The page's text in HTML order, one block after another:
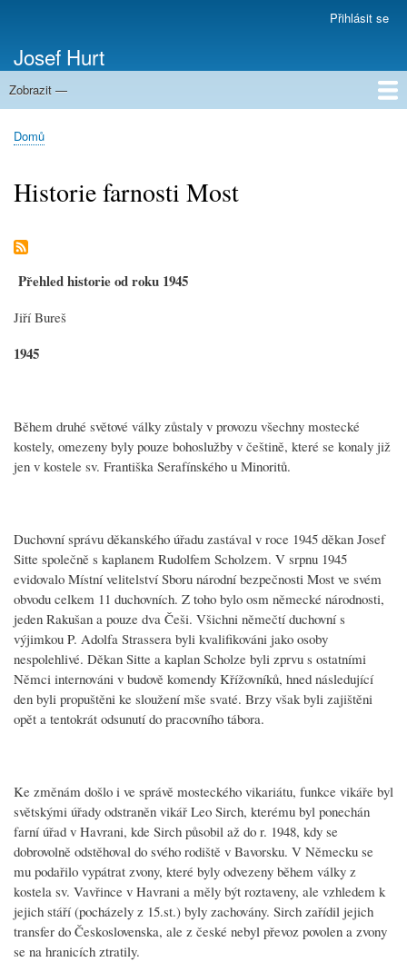
obsahu
uživatelského
účtu
Přihlásit se
Josef Hurt
Zobrazit —
Domů
Drobečková
Domů
Historie farnosti Most
Přehled historie od roku 1945
Jiří Bureš
1945
Během druhé světové války zůstaly v provozu všechny mostecké
kostely, omezeny byly pouze bohoslužby v češtině, které se konaly již
jen v kostele sv. Františka Serafínského u Minoritů.
Duchovní správu děkanského úřadu zastával v roce 1945 děkan Josef
Sitte společně s kaplanem Rudolfem Scholzem. V srpnu 1945
evidovalo Místní velitelství Sboru národní bezpečnosti Most ve svém
obvodu celkem 11 duchovních. Z toho bylo osm německé národnosti,
jeden Rakušan a pouze dva Češi. Všichni němečtí duchovní s
výjimkou P. Adolfa Strassera byli kvalifikováni jako osoby
nespolehlivé. Děkan Sitte a kaplan Scholze byli zprvu s ostatními
Němci internováni v budově komendy Křížovníků, hned následující
den byli propuštěni ke sloužení mše svaté. Brzy však byli zajištěni
opět a tentokrát odsunutí do pracovního tábora.
Ke změnám došlo i ve správě mosteckého vikariátu, funkce vikáře byl
světskými úřady odstraněn vikář Leo Sirch, kterému byl ponechán
farní úřad v Havrani, kde Sirch působil až do r. 1948, kdy se
dobrovolně odstěhoval do svého rodiště v Bavorsku. V Německu se
mu podařilo vypátrat zvony, které byly odvezeny během války z
kostela sv. Vavřince v Havrani a měly být roztaveny, ale vzhledem k
jejich stáří (pocházely z 15.st.) byly zachovány. Sirch zařídil jejich
transfer do Československa, ale z české nebyl převoz povolen a zvony
se na hranicích ztratily.